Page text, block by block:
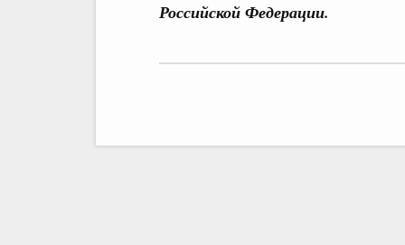
Российской Федерации.